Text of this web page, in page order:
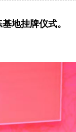
地挂牌仪式。